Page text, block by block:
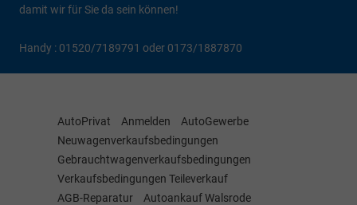
damit wir für Sie da sein können!
Handy : 01520/7189791 oder 0173/1887870
AutoPrivat Anmelden
AutoGewerbe
Neuwagenverkaufsbedingungen
Gebrauchtwagenverkaufsbedingungen
Verkaufsbedingungen Teileverkauf
AGB-Reparatur
Autoankauf Walsrode